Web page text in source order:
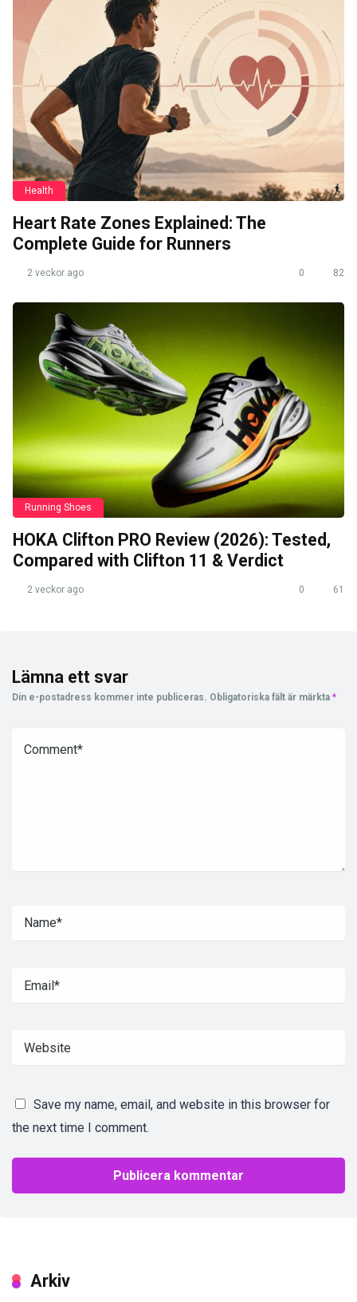
Health
Heart Rate Zones Explained: The
Complete Guide for Runners
2 veckor ago 0 82
Running Shoes
HOKA Clifton PRO Review (2026): Tested,
Compared with Clifton 11 & Verdict
2 veckor ago 0 61
Lämna ett svar
Din e-postadress kommer inte publiceras. Obligatoriska fält är märkta *
Save my name, email, and website in this browser for
the next time I comment.
Arkiv